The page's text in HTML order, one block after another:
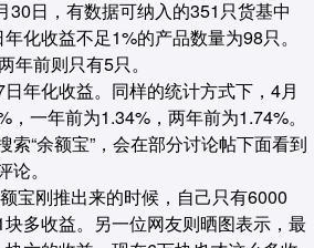
30日，有数据可纳入的351只货基中
化收益不足1%的产品数量为98只。
年前则只有5只。
年化收益。同样的统计方式下，4月
一年前为1.34%，两年前为1.74%。
索“余额宝”，会在部分讨论帖下面看到
。
宝刚推出来的时候，自己只有6000
多收益。另一位网友则晒图表示，最